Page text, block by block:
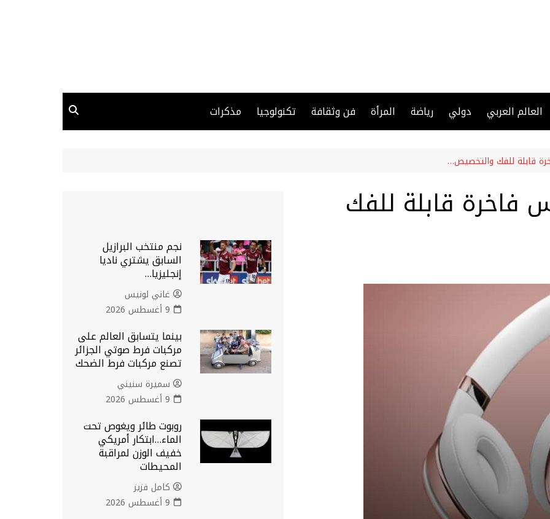
العالم العربي دولي رياضة المرأة فن وثقافة تكنولوجيا مذكرات
قابلة للفك والتخصيص…
فاخرة قابلة للفك
نجم منتخب البرازيل
السابق يشتري ناديا
إنجليزيا…
غاني لونيس
9 أغسطس 2026
بينما يتسابق العالم على
مركبات فرط صوتي الجزائر
تصنع مركبات فرط الضحك
سميرة سنيني
9 أغسطس 2026
روبوت طائر ويغوص تحت
الماء…ابتكار أمريكي
خفيف الوزن لمراقبة
المحيطات
كامل فزيز
9 أغسطس 2026